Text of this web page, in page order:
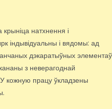
натхнення і
індывідуальны і вядомы: ад
дэкаратыўных элементаў
з неверагоднай
кожную працу ўкладзены